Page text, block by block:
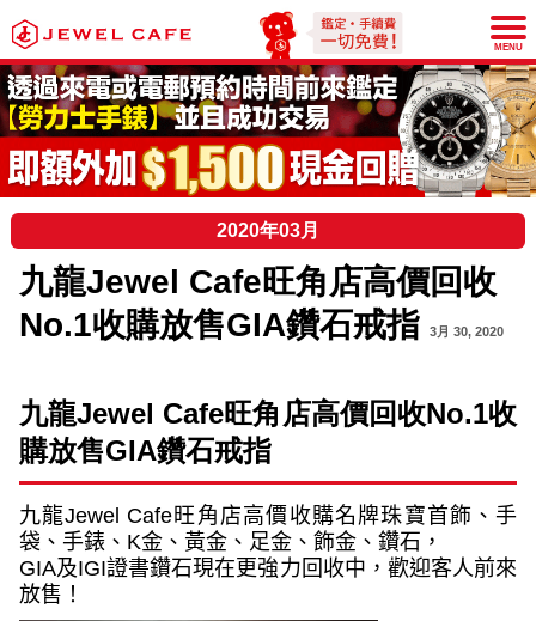
JEWEL CAFE
MENU
2020年03月
九龍Jewel Cafe旺角店高價回收
No.1收購放售GIA鑽石戒指
3月 30, 2020
九龍Jewel Cafe旺角店高價回收No.1收
購放售GIA鑽石戒指
九龍Jewel Cafe旺角店高價收購名牌珠寶首飾、手
袋、手錶、 K金、黃金、足金、飾金、鑽石，
GIA及IGI證書鑽石現在更強力回收中，歡迎客人前來
放售！